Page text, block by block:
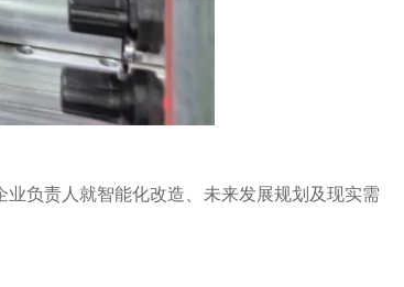
负责人就智能化改造、未来发展规划及现实需